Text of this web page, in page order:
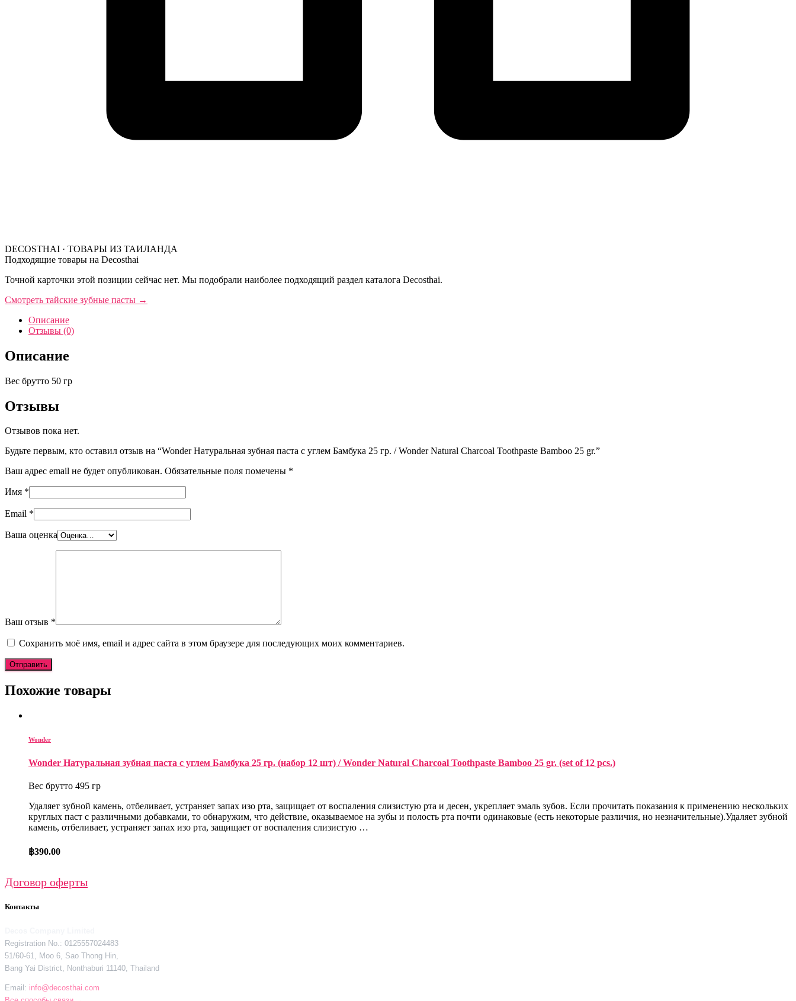
DECOSTHAI · ТОВАРЫ ИЗ ТАИЛАНДА
Подходящие товары на Decosthai
Точной карточки этой позиции сейчас нет. Мы подобрали наиболее подходящий раздел каталога Decosthai.
Смотреть тайские зубные пасты →
Описание
Отзывы (0)
Описание
Вес брутто 50 гр
Отзывы
Отзывов пока нет.
Будьте первым, кто оставил отзыв на “Wonder Натуральная зубная паста с углем Бамбука 25 гр. / Wonder Natural Charcoal Toothpaste Bamboo 25 gr.”
Ваш адрес email не будет опубликован. Обязательные поля помечены *
Имя *
Email *
Ваша оценка
Ваш отзыв *
Сохранить моё имя, email и адрес сайта в этом браузере для последующих моих комментариев.
Похожие товары
Wonder
Wonder Натуральная зубная паста с углем Бамбука 25 гр. (набор 12 шт) / Wonder Natural Charcoal Toothpaste Bamboo 25 gr. (set of 12 pcs.)
Вес брутто 495 гр
Удаляет зубной камень, отбеливает, устраняет запах изо рта, защищает от воспаления слизистую рта и десен, укрепляет эмаль зубов. Если прочитать показания к применению нескольких
круглых паст с различными добавками, то обнаружим, что действие, оказываемое на зубы и полость рта почти одинаковые (есть некоторые различия, но незначительные).Удаляет зубной
камень, отбеливает, устраняет запах изо рта, защищает от воспаления слизистую …
฿390.00
Договор оферты
Контакты
Registration No.: 0125557024483
51/60-61, Moo 6, Sao Thong Hin,
Bang Yai District, Nonthaburi 11140, Thailand
Email: info@decosthai.com